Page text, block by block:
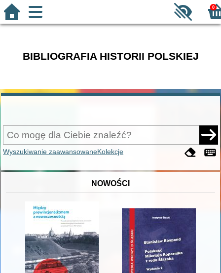
0
BIBLIOGRAFIA HISTORII POLSKIEJ
Wyszukiwanie zaawansowaneKolekcje
NOWOŚCI